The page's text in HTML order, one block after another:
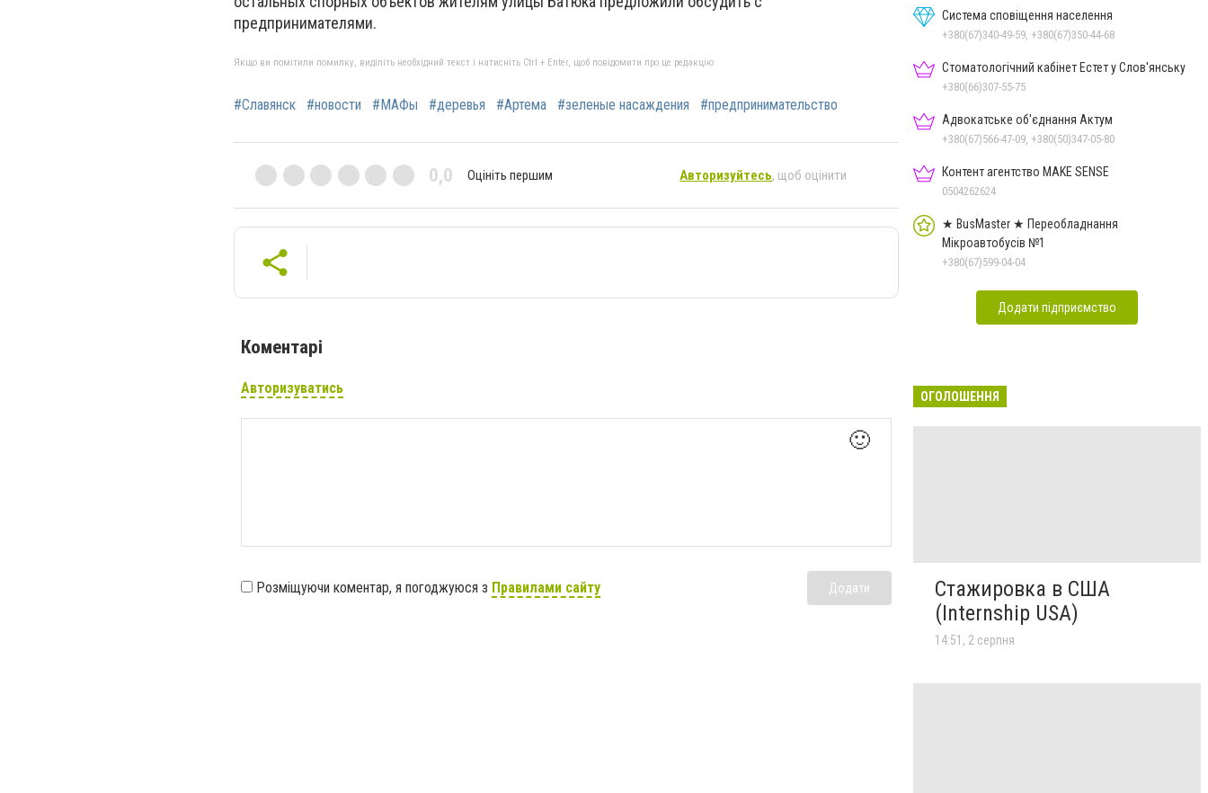
предпринимателями.
Якщо ви помітили помилку, виділіть необхідний текст і натисніть Ctrl + Enter, щоб повідомити про це редакцію
#Славянск #новости #МАФы #деревья #Артема #зеленые насаждения #предпринимательство
0,0 Оцініть першим Авторизуйтесь, щоб оцінити
Коментарі
Авторизуватись
🙂
Розміщуючи коментар, я погоджуюся з Правилами сайту Додати
Система сповіщення населення
+380(67)340-49-59, +380(67)350-44-68
Стоматологічний кабінет Естет у Слов'янську
+380(66)307-55-75
Адвокатське об'єднання Актум
+380(67)566-47-09, +380(50)347-05-80
Контент агентство MAKE SENSE
0504262624
★ BusMaster ★ Переобладнання
Мікроавтобусів №1
+380(67)599-04-04
Додати підприємство
ОГОЛОШЕННЯ
Стажировка в США
(Internship USA)
14:51, 2 серпня